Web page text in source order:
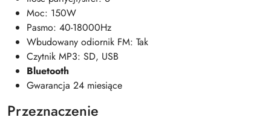
Moc: 150W
Pasmo: 40-18000Hz
Wbudowany odiornik FM: Tak
Czytnik MP3: SD, USB
Bluetooth
Gwarancja 24 miesiące
Przeznaczenie